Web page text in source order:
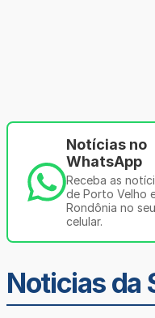
Notícias no
WhatsApp
Receba as
de Porto Velho
Rondônia no seu
celular.
Noticias da